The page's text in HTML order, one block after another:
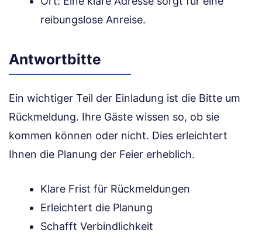
reibungslose Anreise.
Antwortbitte
Ein wichtiger Teil der Einladung ist die Bitte um
Rückmeldung. Ihre Gäste wissen so, ob sie
kommen können oder nicht. Dies erleichtert
Ihnen die Planung der Feier erheblich.
Klare Frist für Rückmeldungen
Erleichtert die Planung
Schafft Verbindlichkeit